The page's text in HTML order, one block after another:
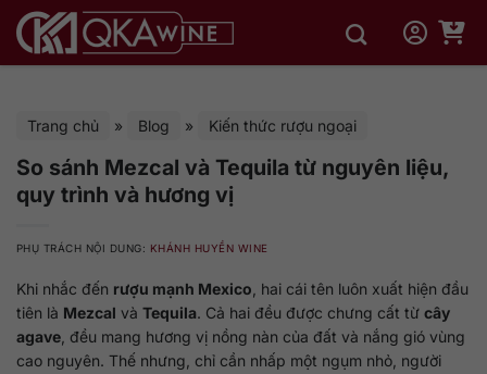
qua
Trang chủ » Blog » Kiến thức rượu ngoại
So sánh Mezcal và Tequila từ nguyên liệu,
quy trình và hương vị
PHỤ TRÁCH NỘI DUNG: KHÁNH HUYỀN WINE
Khi nhắc đến rượu mạnh Mexico , hai cái tên luôn xuất hiện đầu
tiên là Mezcal và Tequila. Cả hai đều được chưng cất từ cây
agave , đều mang hương vị nồng nàn của đất và nắng gió vùng
cao nguyên. Thế nhưng, chỉ cần nhấp một ngụm nhỏ, người